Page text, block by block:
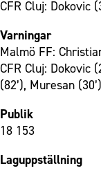
CFR Cluj: Dokovic
Varningar
Malmö FF:
CFR Cluj: Dokovic
(82’), Muresan (30’)
Publik
18 153
Laguppställning